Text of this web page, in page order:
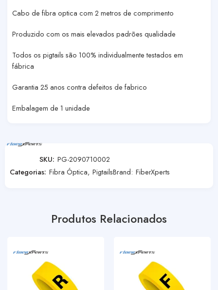
Cabo de fibra optica com 2 metros de comprimento
Produzido com os mais elevados padrões qualidade
Todos os pigtails são 100% individualmente testados em
fábrica
Garantia 25 anos contra defeitos de fabrico
Embalagem de 1 unidade
SKU: PG-2090710002
Categorias: Fibra Óptica, PigtailsBrand: FiberXperts
Produtos Relacionados